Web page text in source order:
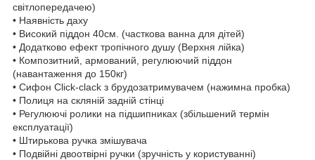
світлопередачею)
• Наявність даху
• Високий піддон 40см. (часткова ванна для дітей)
• Додатково ефект тропічного душу (Верхня лійка)
• Композитний, армований, регулюючий піддон
(навантаження до 150кг)
• Сифон Click-clack з брудозатримувачем (нажимна пробка)
• Полиця на скляній задній стінці
• Регулюючі ролики на підшипниках (збільшений термін
експлуатації)
• Штирькова ручка змішувача
• Подвійні двоотвірні ручки (зручність у користуванні)